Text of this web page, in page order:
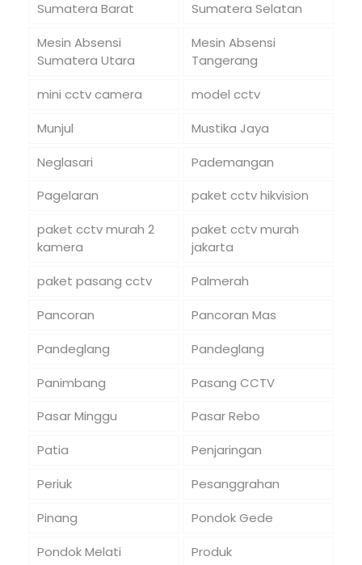
Sumatera Barat
Sumatera Selatan
Mesin Absensi
Sumatera Utara
Mesin Absensi
Tangerang
mini cctv camera
model cctv
Munjul
Mustika Jaya
Neglasari
Pademangan
Pagelaran
paket cctv hikvision
paket cctv murah 2
kamera
paket cctv murah
jakarta
paket pasang cctv
Palmerah
Pancoran
Pancoran Mas
Pandeglang
Pandeglang
Panimbang
Pasang CCTV
Pasar Minggu
Pasar Rebo
Patia
Penjaringan
Periuk
Pesanggrahan
Pinang
Pondok Gede
Pondok Melati
Produk